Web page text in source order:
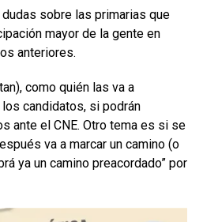
sobre las primarias que
mayor de la gente en
anteriores.
como quién las va a
candidatos, si podrán
ante el CNE. Otro tema es si se
va a marcar un camino (o
ya un camino preacordado” por